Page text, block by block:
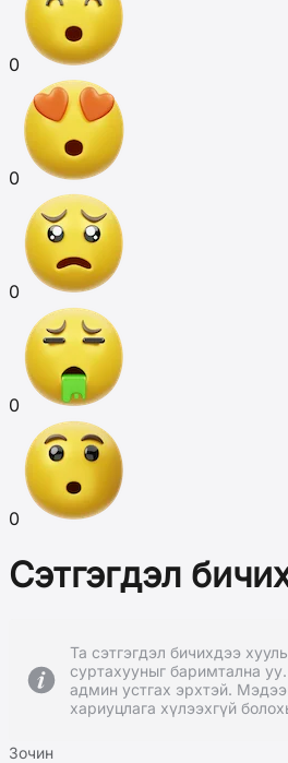
0
0
0
0
0
Сэтгэгдэл
Та сэтгэгдэл бичихдээ
суртахууныг баримтална
админ устгах эрхтэй.
хариуцлага хүлээхгүй
Зочин